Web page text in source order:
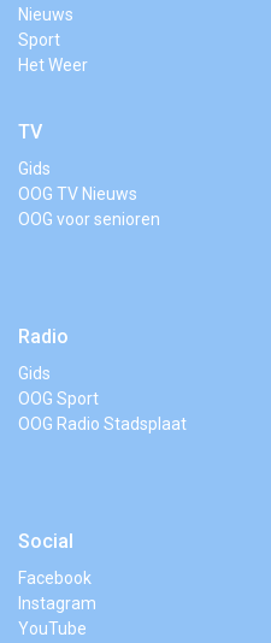
Nieuws
Sport
Het Weer
TV
Gids
OOG TV Nieuws
OOG voor senioren
Radio
Gids
OOG Sport
OOG Radio Stadsplaat
Social
Facebook
Instagram
YouTube